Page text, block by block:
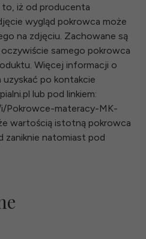
iż od producenta
wygląd pokrowca może
na zdjęciu. Zachowane są
samego pokrowca
Więcej informacji o
po kontakcie
lub pod linkiem:
Pokrowce-materacy-MK-
wartością istotną pokrowca
zaniknie natomiast pod